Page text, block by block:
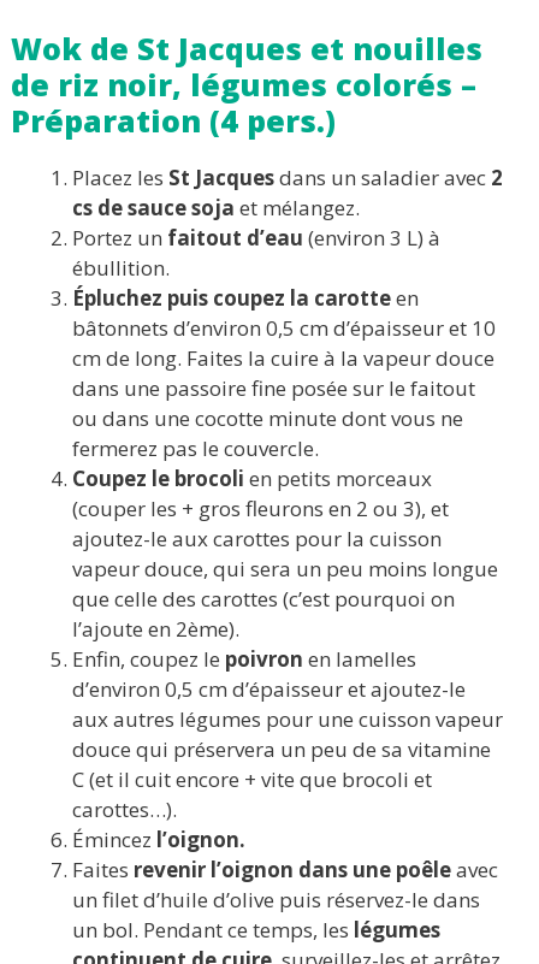
Wok de St Jacques et nouilles
de riz noir, légumes colorés –
Préparation (4 pers.)
Placez les St Jacquesdans un saladier avec 2
cs de sauce soja et mélangez.
Portez un faitout d’eau (environ 3 L) à
ébullition.
Épluchez puis coupez la carotteen
bâtonnets d’environ 0,5 cm d’épaisseur et 10
cm de long. Faites la cuire à la vapeur douce
dans une passoire fine posée sur le faitout
ou dans une cocotte minute dont vous ne
fermerez pas le couvercle.
Coupez le brocoli en petits morceaux
(couper les + gros fleurons en 2 ou 3), et
ajoutez-le aux carottes pour la cuisson
vapeur douce, qui sera un peu moins longue
que celle des carottes (c’est pourquoi on
l’ajoute en 2ème).
Enfin, coupez le poivron en lamelles
d’environ 0,5 cm d’épaisseur et ajoutez-le
aux autres légumes pour une cuisson vapeur
douce qui préservera un peu de sa vitamine
C (et il cuit encore + vite que brocoli et
carottes…).
Émincez l’oignon.
Faites revenir l’oignon dans une poêleavec
un filet d’huile d’olive puis réservez-le dans
un bol. Pendant ce temps, les légumes